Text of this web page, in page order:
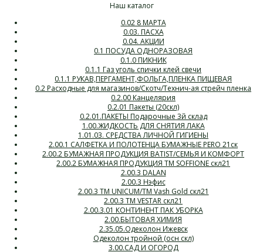
Наш каталог
0.02 8 МАРТА
0.03. ПАСХА
0.04. АКЦИИ
0.1 ПОСУДА ОДНОРАЗОВАЯ
0.1.0 ПИКНИК
0.1.1 Газ уголь спички клей свечи
0.1.1 РУКАВ,ПЕРГАМЕНТ,ФОЛЬГА,ПЛЕНКА ПИЩЕВАЯ
0.2 Расходные для магазинов/Скотч/Технич-ая стрейч пленка
0.2.00 Канцелярия
0.2.01 Пакеты (20скл)
0.2.01.ПАКЕТЫ Подарочные 3й склад
1.00.ЖИДКОСТЬ ДЛЯ СНЯТИЯ ЛАКА
1.01.03. СРЕДСТВА ЛИЧНОЙ ГИГИЕНЫ
2.00.1 САЛФЕТКА И ПОЛОТЕНЦА БУМАЖНЫЕ PERO 21ск
2.00.2 БУМАЖНАЯ ПРОДУКЦИЯ BATIST/СЕМЬЯ И КОМФОРТ
2.00.2 БУМАЖНАЯ ПРОДУКЦИЯ ТМ SOFFIONE скл21
2.00.3 DALAN
2.00.3 Нэфис
2.00.3 ТМ UNICUM/ТМ Vash Gold скл21
2.00.3 ТМ VESTAR скл21
2.00.3.01 КОНТИНЕНТ ПАК УБОРКА
2.00.БЫТОВАЯ ХИМИЯ
2.35.05.Одеколон Ижевск
Одеколон тройной (осн скл)
3.00.САД И ОГОРОД